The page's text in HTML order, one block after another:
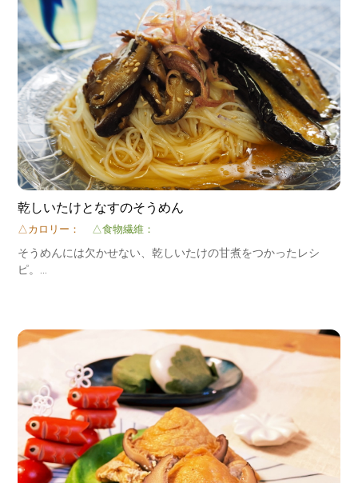
乾しいたけとなすのそうめん
△カロリー： △食物繊維：
そうめんには欠かせない、乾しいたけの甘煮をつかったレシ
ピ。